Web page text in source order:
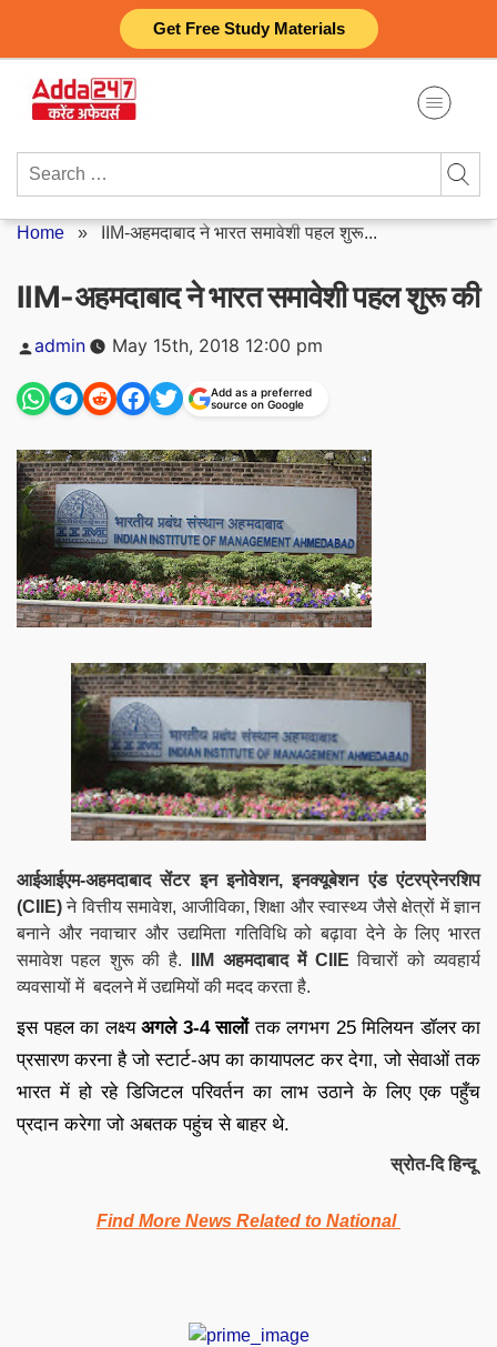
Get Free Study Materials
content
Search
Home » IIM-अहमदाबाद ने भारत समावेशी पहल शुरू...
IIM-अहमदाबाद ने भारत समावेशी पहल शुरू की
Posted
by
admin May 15th, 2018 12:00 pm
Add as a preferred
source on Google
आईआईएम-अहमदाबाद सेंटर इन इनोवेशन, इनक्यूबेशन एंड एंटरप्रेनरशिप
(CIIE)ने वित्तीय समावेश, आजीविका, शिक्षा और स्वास्थ्य जैसे क्षेत्रों में ज्ञान
बनाने और नवाचार और उद्यमिता गतिविधि को बढ़ावा देने के लिए भारत
समावेश पहल शुरू की है.
IIM अहमदाबाद में CIIE विचारों को व्यवहार्य
व्यवसायों में बदलने में उद्यमियों की मदद करता है.
इस पहल का लक्ष्य अगले 3-4 सालोंतकलगभग 25 मिलियन डॉलर का
प्रसारण करना है जोस्टार्ट-अप का कायापलट कर देगा, जो सेवाओं तक
भारत में हो रहे डिजिटल परिवर्तन का लाभ उठाने के लिए एक पहुँच
प्रदान करेगा जो अबतक पहुंच से बाहर थे.
स्रोत-दि हिन्दू
Find More News Related to National